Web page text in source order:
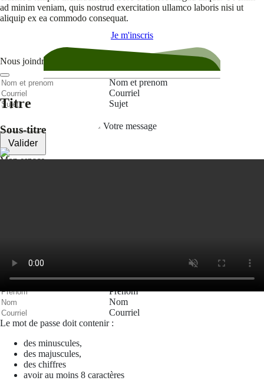
ad minim veniam, quis nostrud exercitation ullamco laboris nisi ut
aliquip ex ea commodo consequat.
Je m'inscris
Titre
Sous-titre
Nous joindre
Nom et prenom
Courriel
Sujet
Votre message
Valider
Mon espace
Créer un compte
Prénom
Nom
Courriel
Le mot de passe doit contenir :
des minuscules,
des majuscules,
des chiffres
avoir au moins 8 caractères